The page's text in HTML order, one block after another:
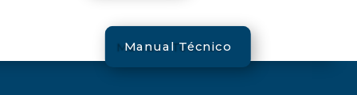
Manual Técnico